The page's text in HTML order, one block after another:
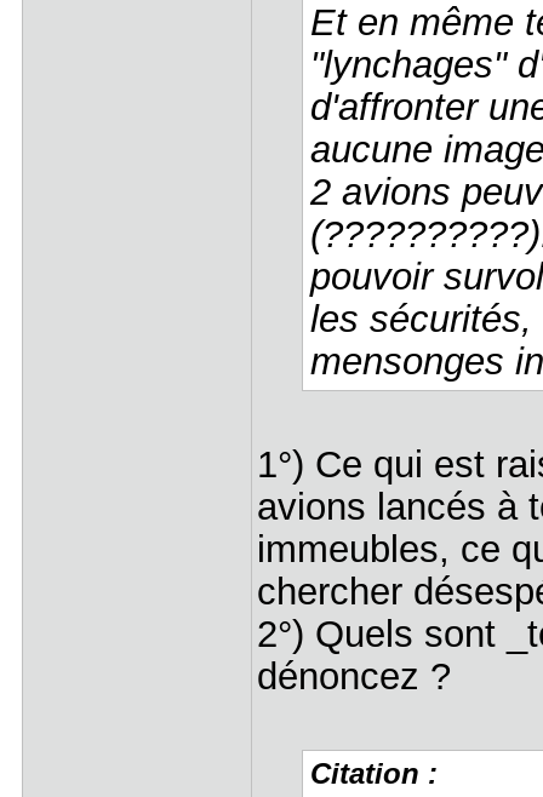
Et en même
"lynchages"
d'affronter
aucune
2 avions
pouvoir
les
mensonges
1°) Ce qui est
avions lancés à
immeubles, ce
chercher
2°) Quels sont
dénoncez ?
Citation :